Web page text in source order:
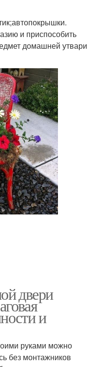
и приспособить
домашней утвари
двери
и
руками можно
без монтажников